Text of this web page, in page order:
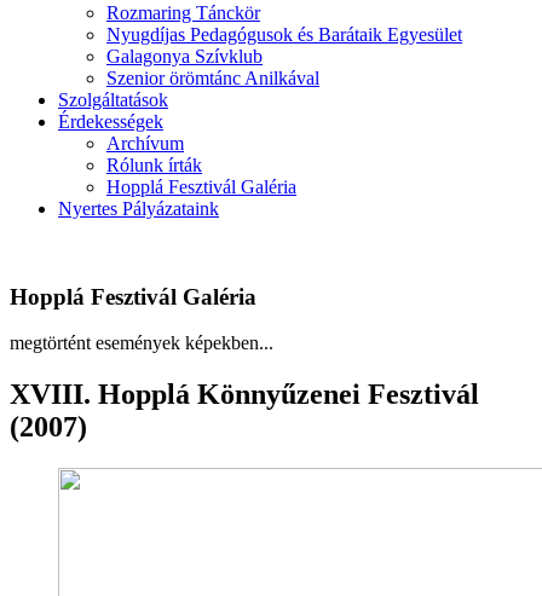
Rozmaring Tánckör
Nyugdíjas Pedagógusok és Barátaik Egyesület
Galagonya Szívklub
Szenior örömtánc Anilkával
Szolgáltatások
Érdekességek
Archívum
Rólunk írták
Hopplá Fesztivál Galéria
Nyertes Pályázataink
Hopplá Fesztivál Galéria
megtörtént események képekben...
XVIII. Hopplá Könnyűzenei Fesztivál
(2007)